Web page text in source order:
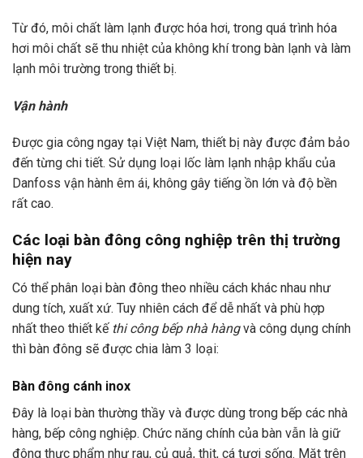
Từ đó, môi chất làm lạnh được hóa hơi, trong quá trình hóa
hơi môi chất sẽ thu nhiệt của không khí trong bàn lạnh và làm
lạnh môi trường trong thiết bị.
Vận hành
Được gia công ngay tại Việt Nam, thiết bị này được đảm bảo
đến từng chi tiết. Sử dụng loại lốc làm lạnh nhập khẩu của
Danfoss vận hành êm ái, không gây tiếng ồn lớn và độ bền
rất cao.
Các loại bàn đông công nghiệp trên thị trường
hiện nay
Có thể phân loại bàn đông theo nhiều cách khác nhau như
dung tích, xuất xứ. Tuy nhiên cách để dễ nhất và phù hợp
nhất theo thiết kế thi công bếp nhà hàngvà công dụng chính
thì bàn đông sẽ được chia làm 3 loại:
Bàn đông cánh inox
Đây là loại bàn thường thầy và được dùng trong bếp các nhà
hàng, bếp công nghiệp. Chức năng chính của bàn vẫn là giữ
đông thực phẩm như rau, củ quả, thịt, cá tươi sống. Mặt trên